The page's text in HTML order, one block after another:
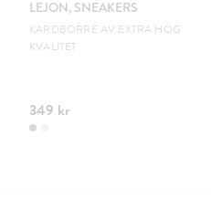
LEJON, SNEAKERS
KARDBORRE AV EXTRA HÖG
KVALITET
349 kr